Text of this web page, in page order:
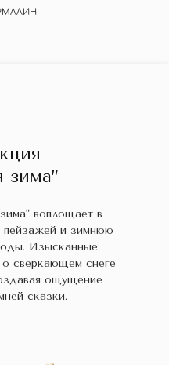
зима”
воплощает в
пейзажей и зимнюю
Изысканные
сверкающем снеге
ощущение
сказки.